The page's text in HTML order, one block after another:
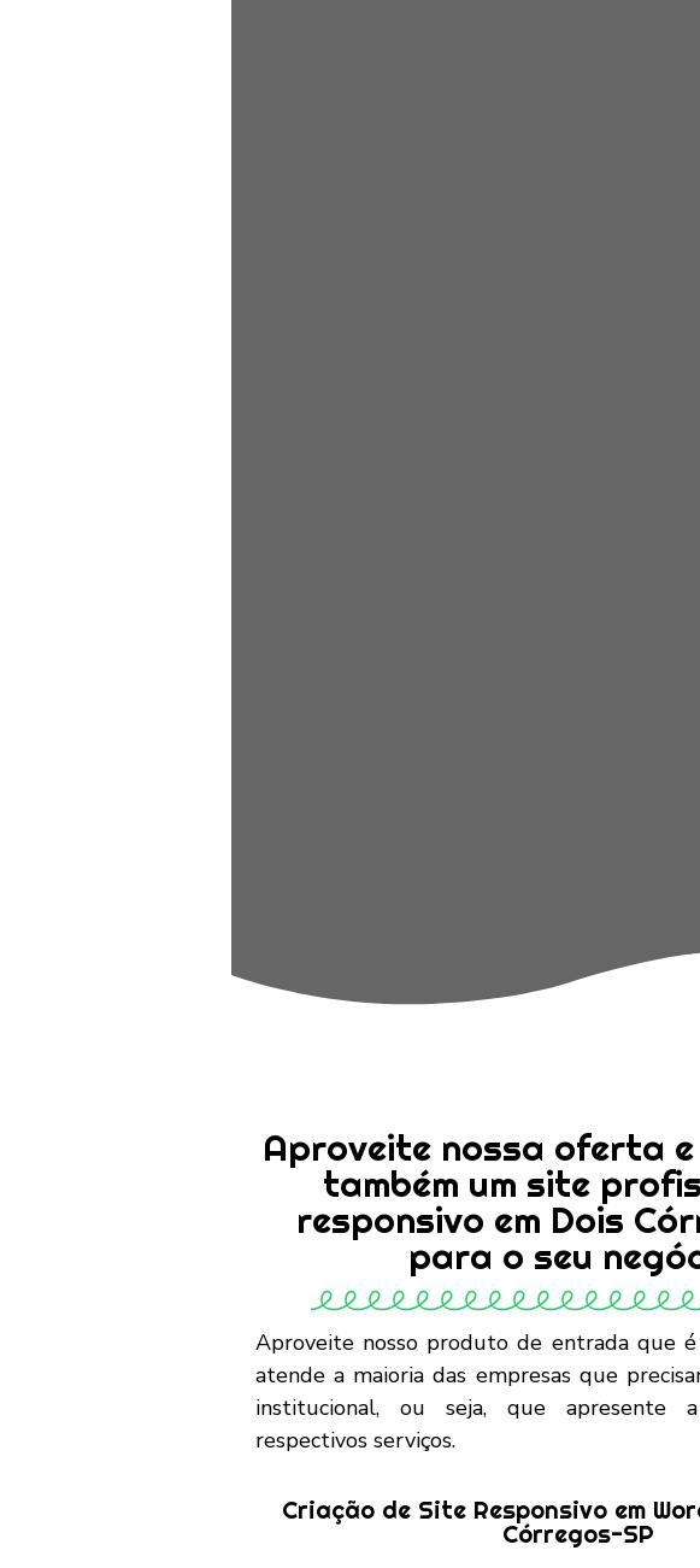
Aproveite nossa oferta
também um site
responsivo em Dois
para o seu
Aproveite nosso produto de entrada que
atende a maioria das empresas que
institucional, ou seja, que apresente
respectivos serviços.
Criação de Site Responsivo em
Córregos-SP